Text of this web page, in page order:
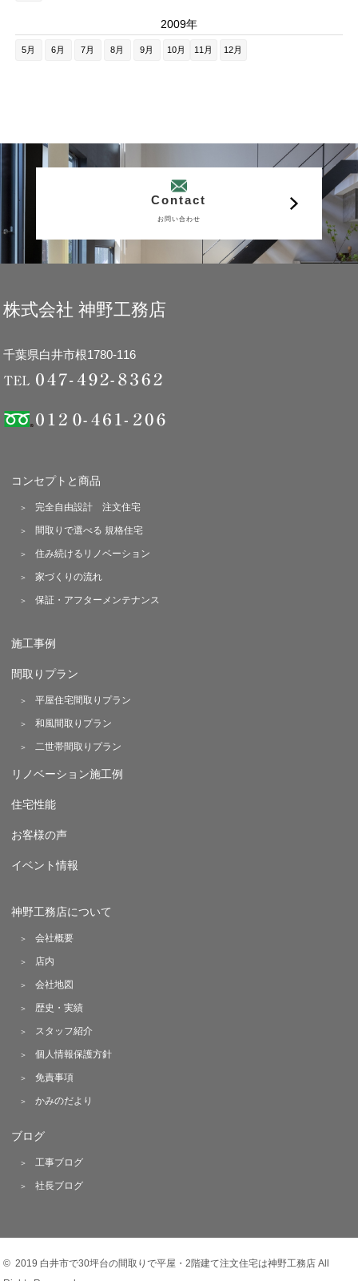
2009年
5月 6月 7月 8月 9月 10月 11月 12月
Contact
お問い合わせ
株式会社 神野工務店
千葉県白井市根1780-116
コンセプトと商品
完全自由設計 注文住宅
間取りで選べる 規格住宅
住み続けるリノベーション
家づくりの流れ
保証・アフターメンテナンス
施工事例
間取りプラン
平屋住宅間取りプラン
和風間取りプラン
二世帯間取りプラン
リノベーション施工例
住宅性能
お客様の声
イベント情報
神野工務店について
会社概要
店内
会社地図
歴史・実績
スタッフ紹介
個人情報保護方針
免責事項
かみのだより
ブログ
工事ブログ
社長ブログ
© 2019 白井市で30坪台の間取りで平屋・2階建て注文住宅は神野工務店 All